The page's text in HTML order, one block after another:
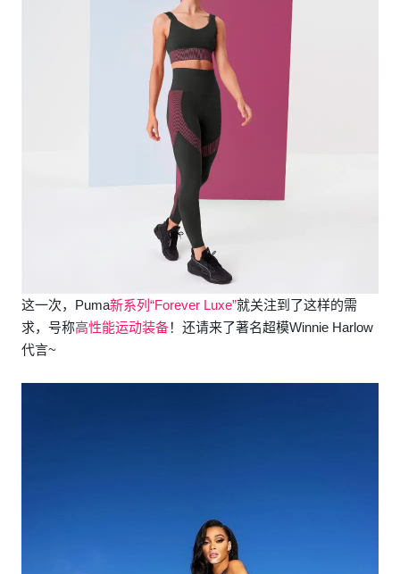
这一次，Puma新系列“Forever Luxe”就关注到了这样的需
求，号称高性能运动装备！还请来了著名超模Winnie Harlow
代言~